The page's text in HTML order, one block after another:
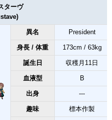
ターヴ
異名 President
身長 / 体重 173cm / 63kg
誕生日 収穫月11日
血液型 B
出身 ---
趣味 標本作製